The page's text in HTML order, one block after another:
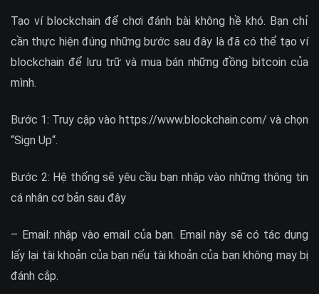
Tạo ví blockchain để chơi đánh bài không hề khó. Bạn chỉ
cần thực hiện đúng những bước sau đây là đã có thể tạo ví
blockchain để lưu trữ và mua bán những đồng bitcoin của
mình.
Bước 1: Truy cập vào https://www.blockchain.com/ và chọn
“Sign Up“.
Bước 2: Hệ thống sẽ yêu cầu bạn nhập vào những thông tin
cá nhân cơ bản sau đây
– Email: nhập vào email của bạn. Email này sẽ có tác dụng
lấy lại tài khoản của bạn nếu tài khoản của bạn không may bị
đánh cắp.